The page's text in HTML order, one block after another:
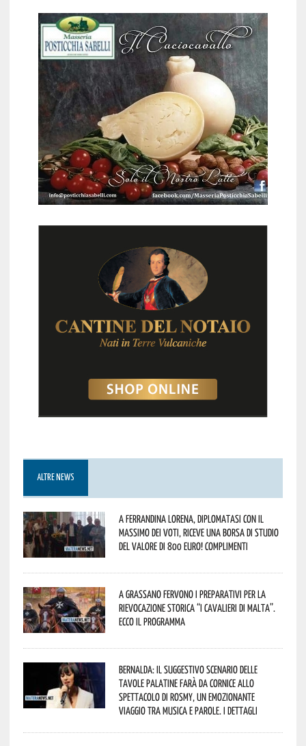
ALTRE NEWS
A Ferrandina Lorena, diplomatasi con il
massimo dei voti, riceve una borsa di studio
del valore di 800 euro! Complimenti
A Grassano fervono i preparativi per la
Rievocazione Storica “I CAVALIERI DI MALTA”.
Ecco il programma
Bernalda: il suggestivo scenario delle
Tavole Palatine farà da cornice allo
spettacolo di Rosmy, un emozionante
viaggio tra musica e parole. I dettagli